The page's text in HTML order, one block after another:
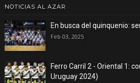
NOTICIAS AL AZAR
En busca del quinquenio:
Feb 03, 2025
Ferro Carril 2 - Oriental 1:
Uruguay 2024)